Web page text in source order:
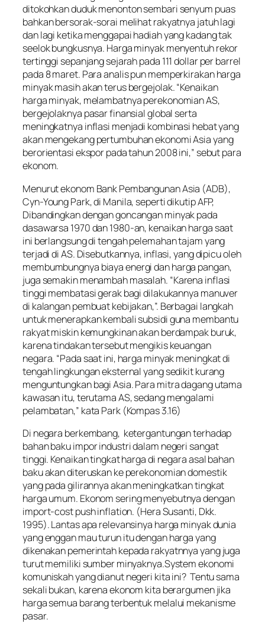
ditokohkan duduk menonton sembari senyum puas
bahkan bersorak-sorai melihat rakyatnya jatuh lagi
dan lagi ketika menggapai hadiah yang kadang tak
seelok bungkusnya. Harga minyak menyentuh rekor
tertinggi sepanjang sejarah pada 111 dollar per barrel
pada 8 maret. Para analis pun memperkirakan harga
minyak masih akan terus bergejolak. “Kenaikan
harga minyak, melambatnya perekonomian AS,
bergejolaknya pasar finansial global serta
meningkatnya inflasi menjadi kombinasi hebat yang
akan mengekang pertumbuhan ekonomi Asia yang
berorientasi ekspor pada tahun 2008 ini,” sebut para
ekonom.
Menurut ekonom Bank Pembangunan Asia (ADB),
Cyn-Young Park, di Manila, seperti dikutip AFP,
Dibandingkan dengan goncangan minyak pada
dasawarsa 1970 dan 1980-an, kenaikan harga saat
ini berlangsung di tengah pelemahan tajam yang
terjadi di AS. Disebutkannya, inflasi, yang dipicu oleh
membumbungnya biaya energi dan harga pangan,
juga semakin menambah masalah. “Karena inflasi
tinggi membatasi gerak bagi dilakukannya manuver
di kalangan pembuat kebijakan,”. Berbagai langkah
untuk menerapkan kembali subsidi guna membantu
rakyat miskin kemungkinan akan berdampak buruk,
karena tindakan tersebut mengikis keuangan
negara. “Pada saat ini, harga minyak meningkat di
tengah lingkungan eksternal yang sedikit kurang
menguntungkan bagi Asia. Para mitra dagang utama
kawasan itu, terutama AS, sedang mengalami
pelambatan,” kata Park (Kompas 3.16)
Di negara berkembang, ketergantungan terhadap
bahan baku impor industri dalam negeri sangat
tinggi. Kenaikan tingkat harga di negara asal bahan
baku akan diteruskan ke perekonomian domestik
yang pada gilirannya akan meningkatkan tingkat
harga umum. Ekonom sering menyebutnya dengan
import-cost push inflation. (Hera Susanti, Dkk.
1995). Lantas apa relevansinya harga minyak dunia
yang enggan mau turun itu dengan harga yang
dikenakan pemerintah kepada rakyatnnya yang juga
turut memiliki sumber minyaknya.System ekonomi
komuniskah yang dianut negeri kita ini? Tentu sama
sekali bukan, karena ekonom kita berargumen jika
harga semua barang terbentuk melalui mekanisme
pasar.